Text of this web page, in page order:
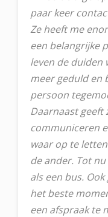
paar keer
Ze heeft me
een belangrijke
leven de duiden
meer geduld en
persoon
Daarnaast geeft
communiceren
waar op te
de ander. Tot
als een bus.
het beste
een afspraak te